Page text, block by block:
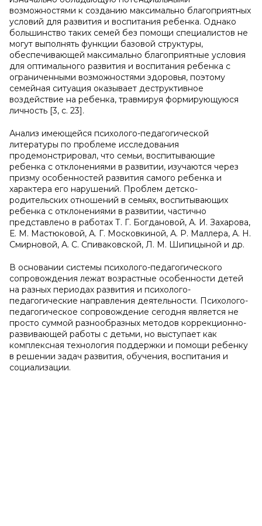
возможностями к созданию максимально благоприятных
условий для развития и воспитания ребенка. Однако
большинство таких семей без помощи специалистов не
могут выполнять функции базовой структуры,
обеспечивающей максимально благоприятные условия
для оптимального развития и воспитания ребенка с
ограниченными возможностями здоровья, поэтому
семейная ситуация оказывает деструктивное
воздействие на ребенка, травмируя формирующуюся
личность [3, с. 23].
Анализ имеющейся психолого-педагогической
литературы по проблеме исследования
продемонстрировал, что семьи, воспитывающие
ребенка с отклонениями в развитии, изучаются через
призму особенностей развития самого ребенка и
характера его нарушений. Проблем детско-
родительских отношений в семьях, воспитывающих
ребенка с отклонениями в развитии, частично
представлено в работах Т. Г. Богдановой, А. И. Захарова,
Е. М. Мастюковой, А. Г. Московкиной, А. Р. Маллера, А. Н.
Смирновой, А. С. Спиваковской, Л. М. Шипицыной и др.
В основании системы психолого-педагогического
сопровождения лежат возрастные особенности детей
на разных периодах развития и психолого-
педагогические направления деятельности. Психолого-
педагогическое сопровождение сегодня является не
просто суммой разнообразных методов коррекционно-
развивающей работы с детьми, но выступает как
комплексная технология поддержки и помощи ребенку
в решении задач развития, обучения, воспитания и
социализации.